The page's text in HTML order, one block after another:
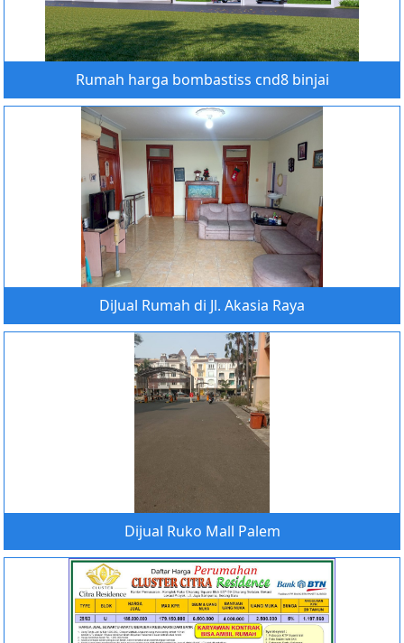
Rumah harga bombastiss cnd8 binjai
DiJual Rumah di Jl. Akasia Raya
Dijual Ruko Mall Palem